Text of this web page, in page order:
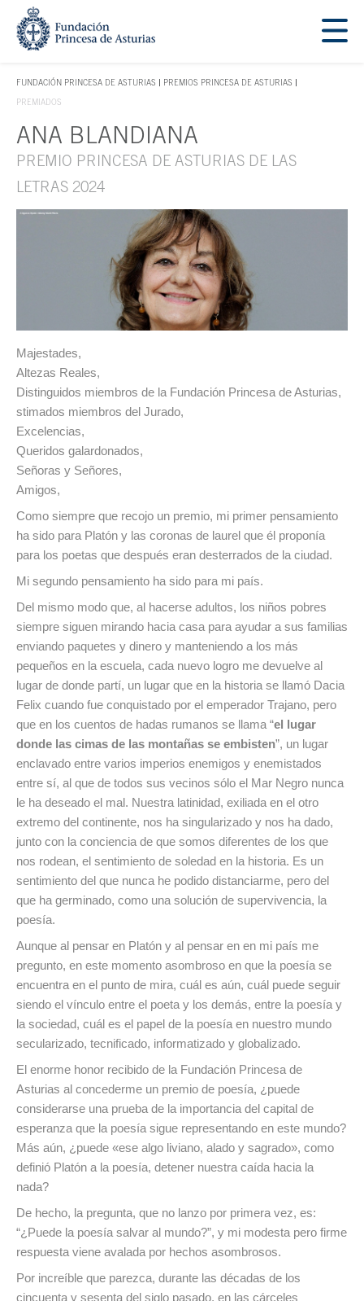
Saltar navegación. Ir directamente al contenido principal
FUNDACIÓN PRINCESA DE ASTURIAS
TECLA DE ACCESO 1
PREMIOS PRINCESA DE ASTURIAS
PREMIADOS
Contenido principal
ANA BLANDIANA
PREMIO PRINCESA DE ASTURIAS DE LAS
LETRAS 2024
Majestades,
Altezas Reales,
Distinguidos miembros de la Fundación Princesa de Asturias,
stimados miembros del Jurado,
Excelencias,
Queridos galardonados,
Señoras y Señores,
Amigos,
Como siempre que recojo un premio, mi primer pensamiento
ha sido para Platón y las coronas de laurel que él proponía
para los poetas que después eran desterrados de la ciudad.
Mi segundo pensamiento ha sido para mi país.
Del mismo modo que, al hacerse adultos, los niños pobres
siempre siguen mirando hacia casa para ayudar a sus familias
enviando paquetes y dinero y manteniendo a los más
pequeños en la escuela, cada nuevo logro me devuelve al
lugar de donde partí, un lugar que en la historia se llamó Dacia
Felix cuando fue conquistado por el emperador Trajano, pero
que en los cuentos de hadas rumanos se llama “el lugar
donde las cimas de las montañas se embisten”, un lugar
enclavado entre varios imperios enemigos y enemistados
entre sí, al que de todos sus vecinos sólo el Mar Negro nunca
le ha deseado el mal. Nuestra latinidad, exiliada en el otro
extremo del continente, nos ha singularizado y nos ha dado,
junto con la conciencia de que somos diferentes de los que
nos rodean, el sentimiento de soledad en la historia. Es un
sentimiento del que nunca he podido distanciarme, pero del
que ha germinado, como una solución de supervivencia, la
poesía.
Aunque al pensar en Platón y al pensar en en mi país me
pregunto, en este momento asombroso en que la poesía se
encuentra en el punto de mira, cuál es aún, cuál puede seguir
siendo el vínculo entre el poeta y los demás, entre la poesía y
la sociedad, cuál es el papel de la poesía en nuestro mundo
secularizado, tecnificado, informatizado y globalizado.
El enorme honor recibido de la Fundación Princesa de
Asturias al concederme un premio de poesía, ¿puede
considerarse una prueba de la importancia del capital de
esperanza que la poesía sigue representando en este mundo?
Más aún, ¿puede «ese algo liviano, alado y sagrado», como
definió Platón a la poesía, detener nuestra caída hacia la
nada?
De hecho, la pregunta, que no lanzo por primera vez, es:
“¿Puede la poesía salvar al mundo?”, y mi modesta pero firme
respuesta viene avalada por hechos asombrosos.
Por increíble que parezca, durante las décadas de los
cincuenta y sesenta del siglo pasado, en las cárceles